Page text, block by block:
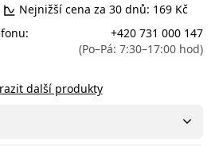
Nejnižší cena za 30 dnů: 169 Kč
+420 731 000 147
(Po–Pá: 7:30–17:00 hod)
další produkty